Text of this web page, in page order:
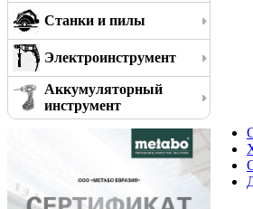
Станки и пилы
Электроинструмент
Аккумуляторный
инструмент